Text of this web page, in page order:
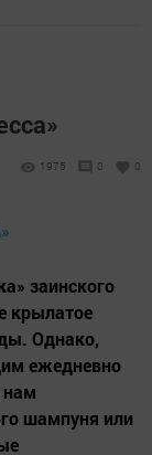
1975 0 0
заинского
крылатое
Однако,
ежедневно
нам
шампуня или